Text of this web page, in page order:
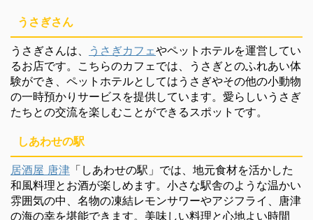
うさぎさん
うさぎさんは、 うさぎカフェやペットホテルを運営してい
るお店です。こちらのカフェでは、うさぎとのふれあい体
験ができ、ペットホテルとしてはうさぎやその他の小動物
の一時預かりサービスを提供しています。愛らしいうさぎ
たちとの交流を楽しむことができるスポットです。
しあわせの駅
居酒屋 唐津 「しあわせの駅」では、地元食材を活かした
和風料理とお酒が楽しめます。小さな駅舎のような温かい
雰囲気の中、名物の凍結レモンサワーやアジフライ、唐津
の海の幸を堪能できます。美味しい料理と心地よい時間